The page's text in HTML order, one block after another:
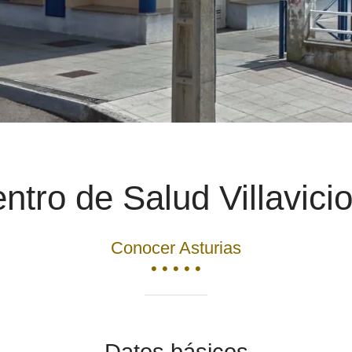
de Salud
Conocer Asturias
• • • • •